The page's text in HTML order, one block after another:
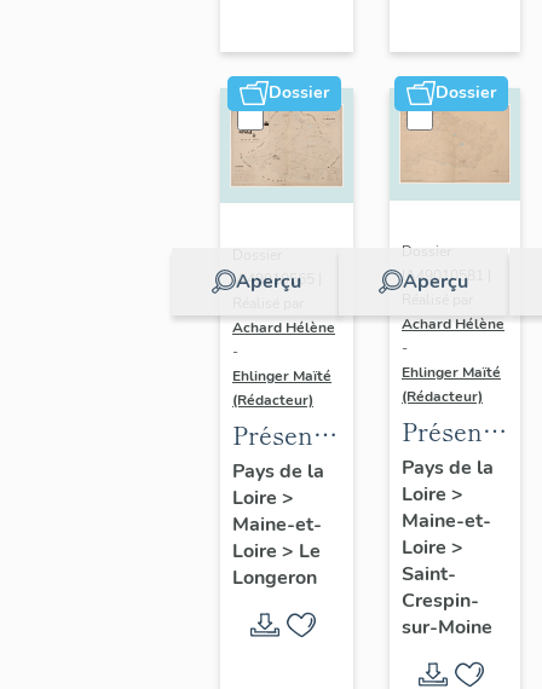
Dossier
Aperçu
IA49010565 |
Achard Hélène
-
Ehlinger Maïté
(Rédacteur)
Présentation
du
patrimoine
industriel
de la
commune
du
Pays de la
Loire >
Maine-et-
Loire > Le
Longeron
Dossier
Aperçu
Dossier
IA49010581 |
Achard Hélène
-
Ehlinger Maïté
(Rédacteur)
du
patrimoine
industriel
de la
commune
de Saint-
Crespin-
Pays de la
Loire >
Maine-et-
Loire >
Saint-
Crespin-
sur-Moine